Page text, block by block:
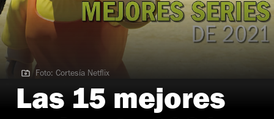
Foto: Cortesía Netflix
Foto: Cortesía Netflix
Las 15 mejores